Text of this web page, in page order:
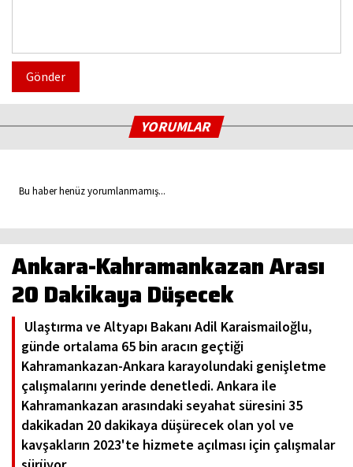
Gönder
YORUMLAR
Bu haber henüz yorumlanmamış...
Ankara-Kahramankazan Arası
20 Dakikaya Düşecek
Ulaştırma ve Altyapı Bakanı Adil Karaismailoğlu,
günde ortalama 65 bin aracın geçtiği
Kahramankazan-Ankara karayolundaki genişletme
çalışmalarını yerinde denetledi. Ankara ile
Kahramankazan arasındaki seyahat süresini 35
dakikadan 20 dakikaya düşürecek olan yol ve
kavşakların 2023'te hizmete açılması için çalışmalar